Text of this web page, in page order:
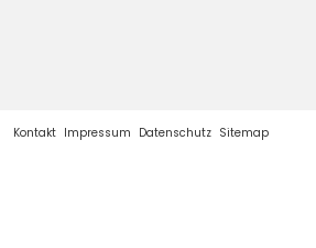
Kontakt Impressum Datenschutz Sitemap